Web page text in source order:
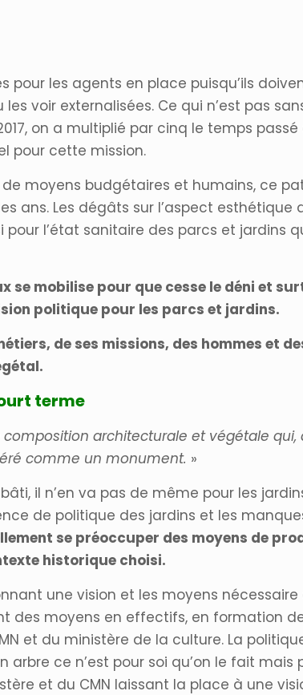
les agents en place puisqu’ils
voir externalisées. Ce qui n’est pas
on a multiplié par cinq le temps
pour cette mission.
moyens budgétaires et humains, ce
ans. Les dégâts sur l’aspect
l’état sanitaire des parcs et jardins
se mobilise pour que cesse le déni et
politique pour les parcs et jardins.
de ses missions, des hommes et
terme
architecturale et végétale
comme un monument. »
il n’en va pas de même pour les
de politique des jardins et les
se préoccuper des moyens de
historique choisi.
une vision et les moyens nécessaire
des moyens en effectifs, en formation
et du ministère de la culture. La
ce n’est pour soi qu’on le fait mais
et du CMN laissant la place à une